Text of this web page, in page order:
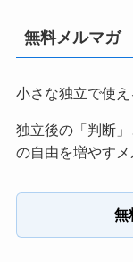
無料メルマガ
小さな独立で使え
独立後の「判断
の自由を増やすメ
無